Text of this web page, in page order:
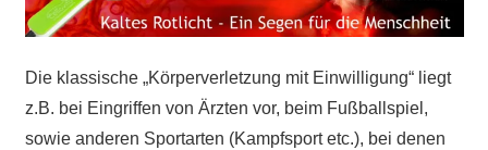
Die klassische „Körperverletzung mit Einwilligung“ liegt
z.B. bei Eingriffen von Ärzten vor, beim Fußballspiel,
sowie anderen Sportarten (Kampfsport etc.), bei denen